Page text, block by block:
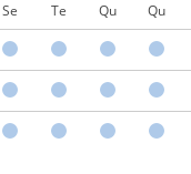
Se Te Qu Qu